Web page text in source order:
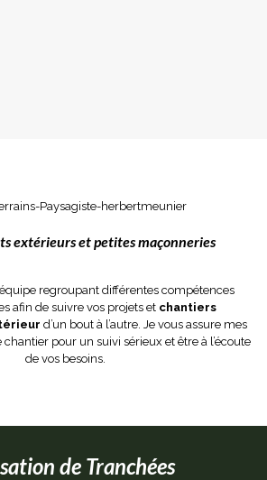
extérieurs et petites maçonneries
regroupant différentes compétences
afin de suivre vos projets et chantiers
d’un bout à l’autre. Je vous assure mes
pour un suivi sérieux et être à l’écoute
de vos besoins.
de Tranchées